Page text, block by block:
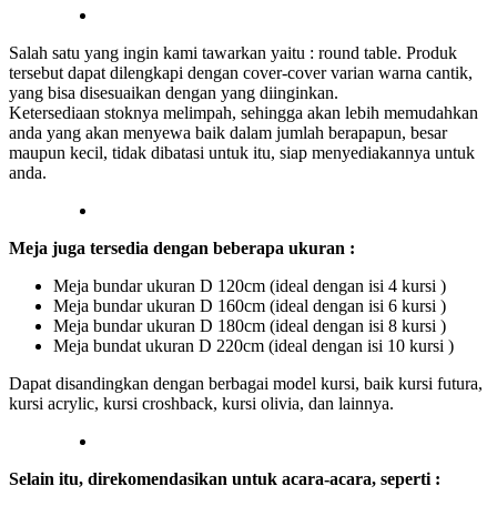
Salah satu yang ingin kami tawarkan yaitu : round table. Produk
tersebut dapat dilengkapi dengan cover-cover varian warna cantik,
yang bisa disesuaikan dengan yang diinginkan.
Ketersediaan stoknya melimpah, sehingga akan lebih memudahkan
anda yang akan menyewa baik dalam jumlah berapapun, besar
maupun kecil, tidak dibatasi untuk itu, siap menyediakannya untuk
anda.
Meja juga tersedia dengan beberapa ukuran :
Meja bundar ukuran D 120cm (ideal dengan isi 4 kursi )
Meja bundar ukuran D 160cm (ideal dengan isi 6 kursi )
Meja bundar ukuran D 180cm (ideal dengan isi 8 kursi )
Meja bundat ukuran D 220cm (ideal dengan isi 10 kursi )
Dapat disandingkan dengan berbagai model kursi, baik kursi futura,
kursi acrylic, kursi croshback, kursi olivia, dan lainnya.
Selain itu, direkomendasikan untuk acara-acara, seperti :